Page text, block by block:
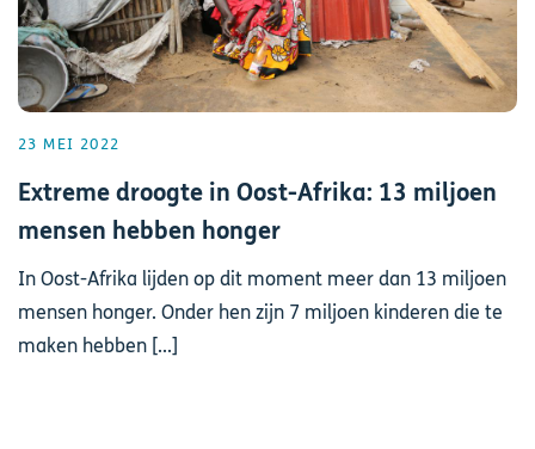
23 MEI 2022
Extreme droogte in Oost-Afrika: 13 miljoen
mensen hebben honger
In Oost-Afrika lijden op dit moment meer dan 13 miljoen
mensen honger. Onder hen zijn 7 miljoen kinderen die te
maken hebben [...]